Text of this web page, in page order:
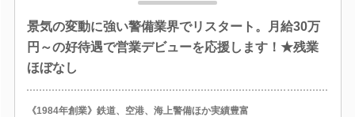
景気の変動に強い警備業界でリスタート。月給30万
円～の好待遇で営業デビューを応援します！★残業
ほぼなし
《1984年創業》鉄道、空港、海上警備ほか実績豊富